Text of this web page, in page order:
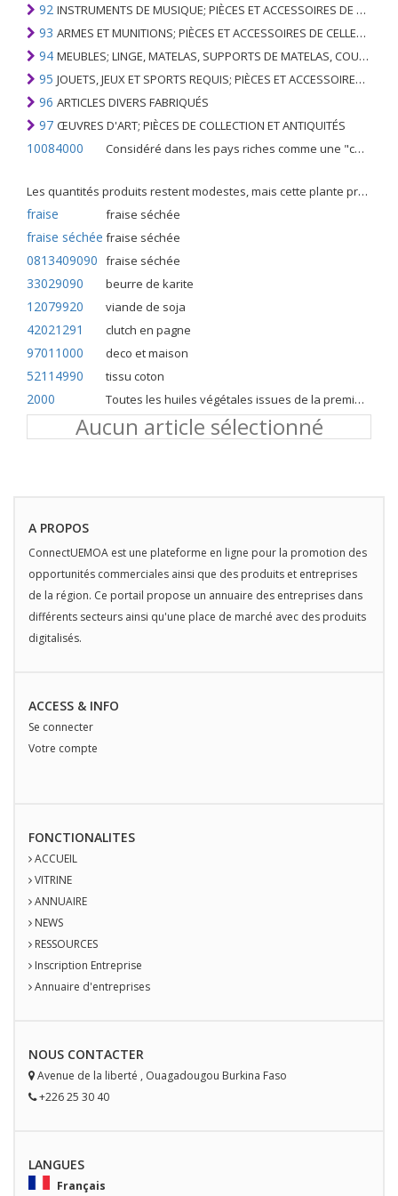
92 INSTRUMENTS DE MUSIQUE; PIÈCES ET ACCESSOIRES DE TELS ARTICLES
93 ARMES ET MUNITIONS; PIÈCES ET ACCESSOIRES DE CELLES-CI
94 MEUBLES; LINGE, MATELAS, SUPPORTS DE MATELAS, COUSSINS ET AMEUBLEMENT SIMILAIRE FARCI; LAMPES ET RACCORDS D'ÉCLAIRAGE, N.E.C .; SIGNES LUMINEUSES, PLAQUES DE NOMS LUMINEUSES ET SIMILAIRES; BÂTIMENTS PRÉFABRIQUÉS
95 JOUETS, JEUX ET SPORTS REQUIS; PIÈCES ET ACCESSOIRES DE CELLES-CI
96 ARTICLES DIVERS FABRIQUÉS
97 ŒUVRES D'ART; PIÈCES DE COLLECTION ET ANTIQUITÉS
10084000 Considéré dans les pays riches comme une "céréale mineure", le fonio blanc est une graminée de la famille des poaceae cultivée pour ses graines dans certaines régions d'Afrique.
Les quantités produits restent modestes, mais cette plante présente malgré tout de nombreuses qualités. Elle est utilisé dans l'alimentation humaine et entre dans la préparation de nombreuses recettes traditionnelles africaines comme le couscous, la bouillie, les boulettes, les beignets et même le pain.
fraise fraise séchée
fraise séchée fraise séchée
0813409090 fraise séchée
33029090 beurre de karite
12079920 viande de soja
42021291 clutch en pagne
97011000 deco et maison
52114990 tissu coton
2000 Toutes les huiles végétales issues de la première pression à froid
Aucun article sélectionné
A PROPOS
ConnectUEMOA est une plateforme en ligne pour la promotion des
opportunités commerciales ainsi que des produits et entreprises
de la région. Ce portail propose un annuaire des entreprises dans
différents secteurs ainsi qu'une place de marché avec des produits
digitalisés.
ACCESS & INFO
Se connecter
Votre compte
FONCTIONALITES
ACCUEIL
VITRINE
ANNUAIRE
NEWS
RESSOURCES
Inscription Entreprise
Annuaire d'entreprises
NOUS CONTACTER
Avenue de la liberté , Ouagadougou Burkina Faso
+226 25 30 40
LANGUES
Français